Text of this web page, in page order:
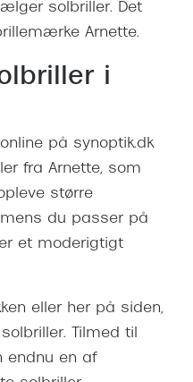
solbriller. Det
Arnette.
i
på synoptik.dk
fra Arnette, som
større
du passer på
et moderigtigt
eller her på siden,
Tilmed til
endnu en af